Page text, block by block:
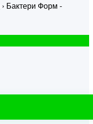
› Бактери Форм -